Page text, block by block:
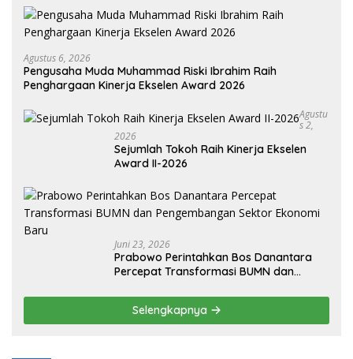
Agustus 6, 2026
Pengusaha Muda Muhammad Riski Ibrahim Raih
Penghargaan Kinerja Ekselen Award 2026
Agustu
S 2,
2026
Sejumlah Tokoh Raih Kinerja Ekselen
Award II-2026
Juni 23, 2026
Prabowo Perintahkan Bos Danantara
Percepat Transformasi BUMN dan
Selengkapnya